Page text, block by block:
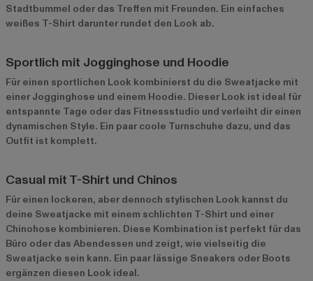
Stadtbummel oder das Treffen mit Freunden. Ein einfaches
weißes T-Shirt darunter rundet den Look ab.
Sportlich mit Jogginghose und Hoodie
Für einen sportlichen Look kombinierst du die Sweatjacke mit
einer Jogginghose und einem Hoodie. Dieser Look ist ideal für
entspannte Tage oder das Fitnessstudio und verleiht dir einen
dynamischen Style. Ein paar coole Turnschuhe dazu, und das
Outfit ist komplett.
Casual mit T-Shirt und Chinos
Für einen lockeren, aber dennoch stylischen Look kannst du
deine Sweatjacke mit einem schlichten T-Shirt und einer
Chinohose kombinieren. Diese Kombination ist perfekt für das
Büro oder das Abendessen und zeigt, wie vielseitig die
Sweatjacke sein kann. Ein paar lässige Sneakers oder Boots
ergänzen diesen Look ideal.